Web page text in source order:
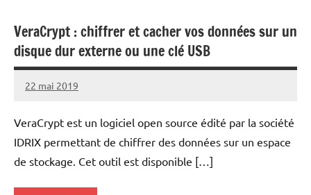
VeraCrypt : chiffrer et cacher vos données sur un
disque dur externe ou une clé USB
22 mai 2019
nohackme
Aucun
VeraCrypt est un logiciel open source édité par la société
IDRIX permettant de chiffrer des données sur un espace
de stockage. Cet outil est disponible […]